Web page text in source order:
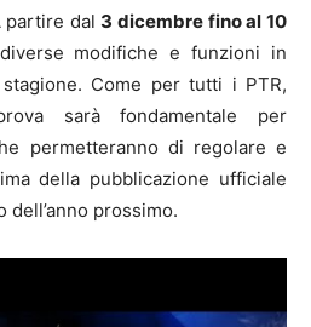
partire dal 3 dicembre fino al 10
modifiche e funzioni in
Come per tutti i PTR,
sarà fondamentale per
permetteranno di regolare e
della pubblicazione ufficiale
dell’anno prossimo.